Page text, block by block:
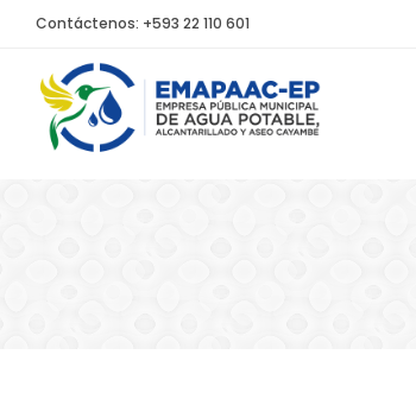
Contáctenos: +593 22 110 601